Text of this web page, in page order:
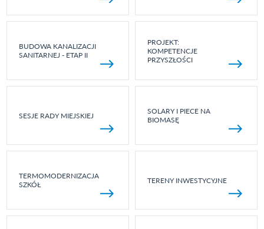
BUDOWA KANALIZACJI
SANITARNEJ - ETAP II
PROJEKT:
KOMPETENCJE
PRZYSZŁOŚCI
SESJE RADY MIEJSKIEJ
SOLARY I PIECE NA
BIOMASĘ
TERMOMODERNIZACJA
SZKÓŁ
TERENY INWESTYCYJNE